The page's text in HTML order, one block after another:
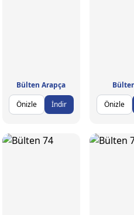
Bülten Arapça
Önizle
İndir
Önizle